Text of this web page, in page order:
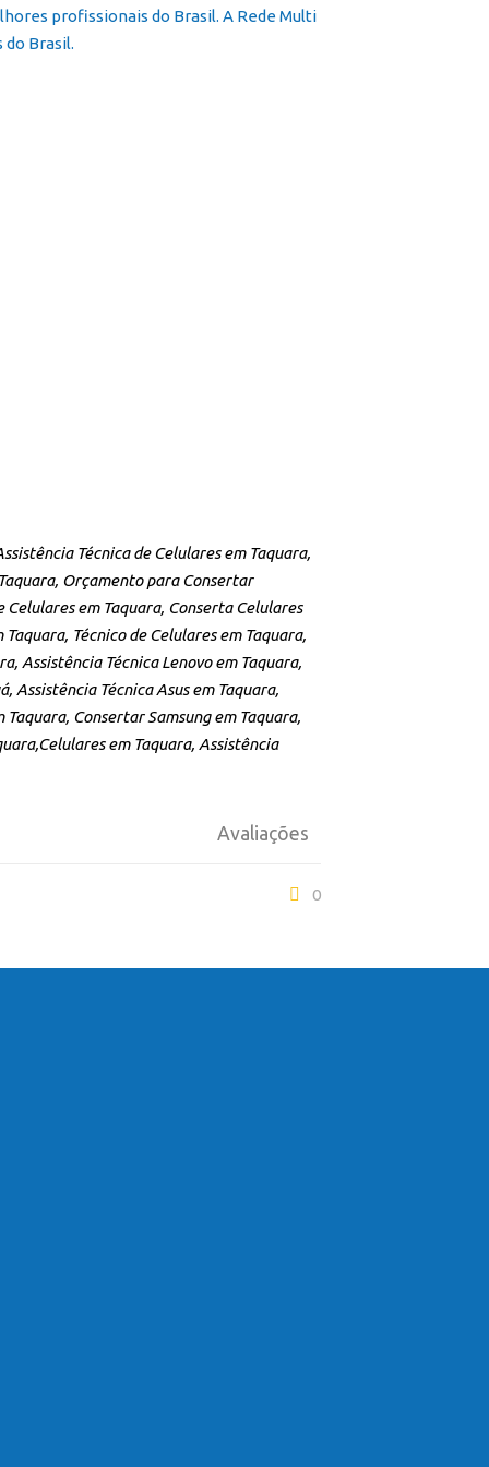
profissionais do Brasil. A Rede Multi
Brasil.
Técnica de Celulares em Taquara,
Orçamento para Consertar
em Taquara, Conserta Celulares
Técnico de Celulares em Taquara,
Assistência Técnica Lenovo em Taquara,
Assistência Técnica Asus em Taquara,
Consertar Samsung em Taquara,
em Taquara, Assistência
Avaliações
0